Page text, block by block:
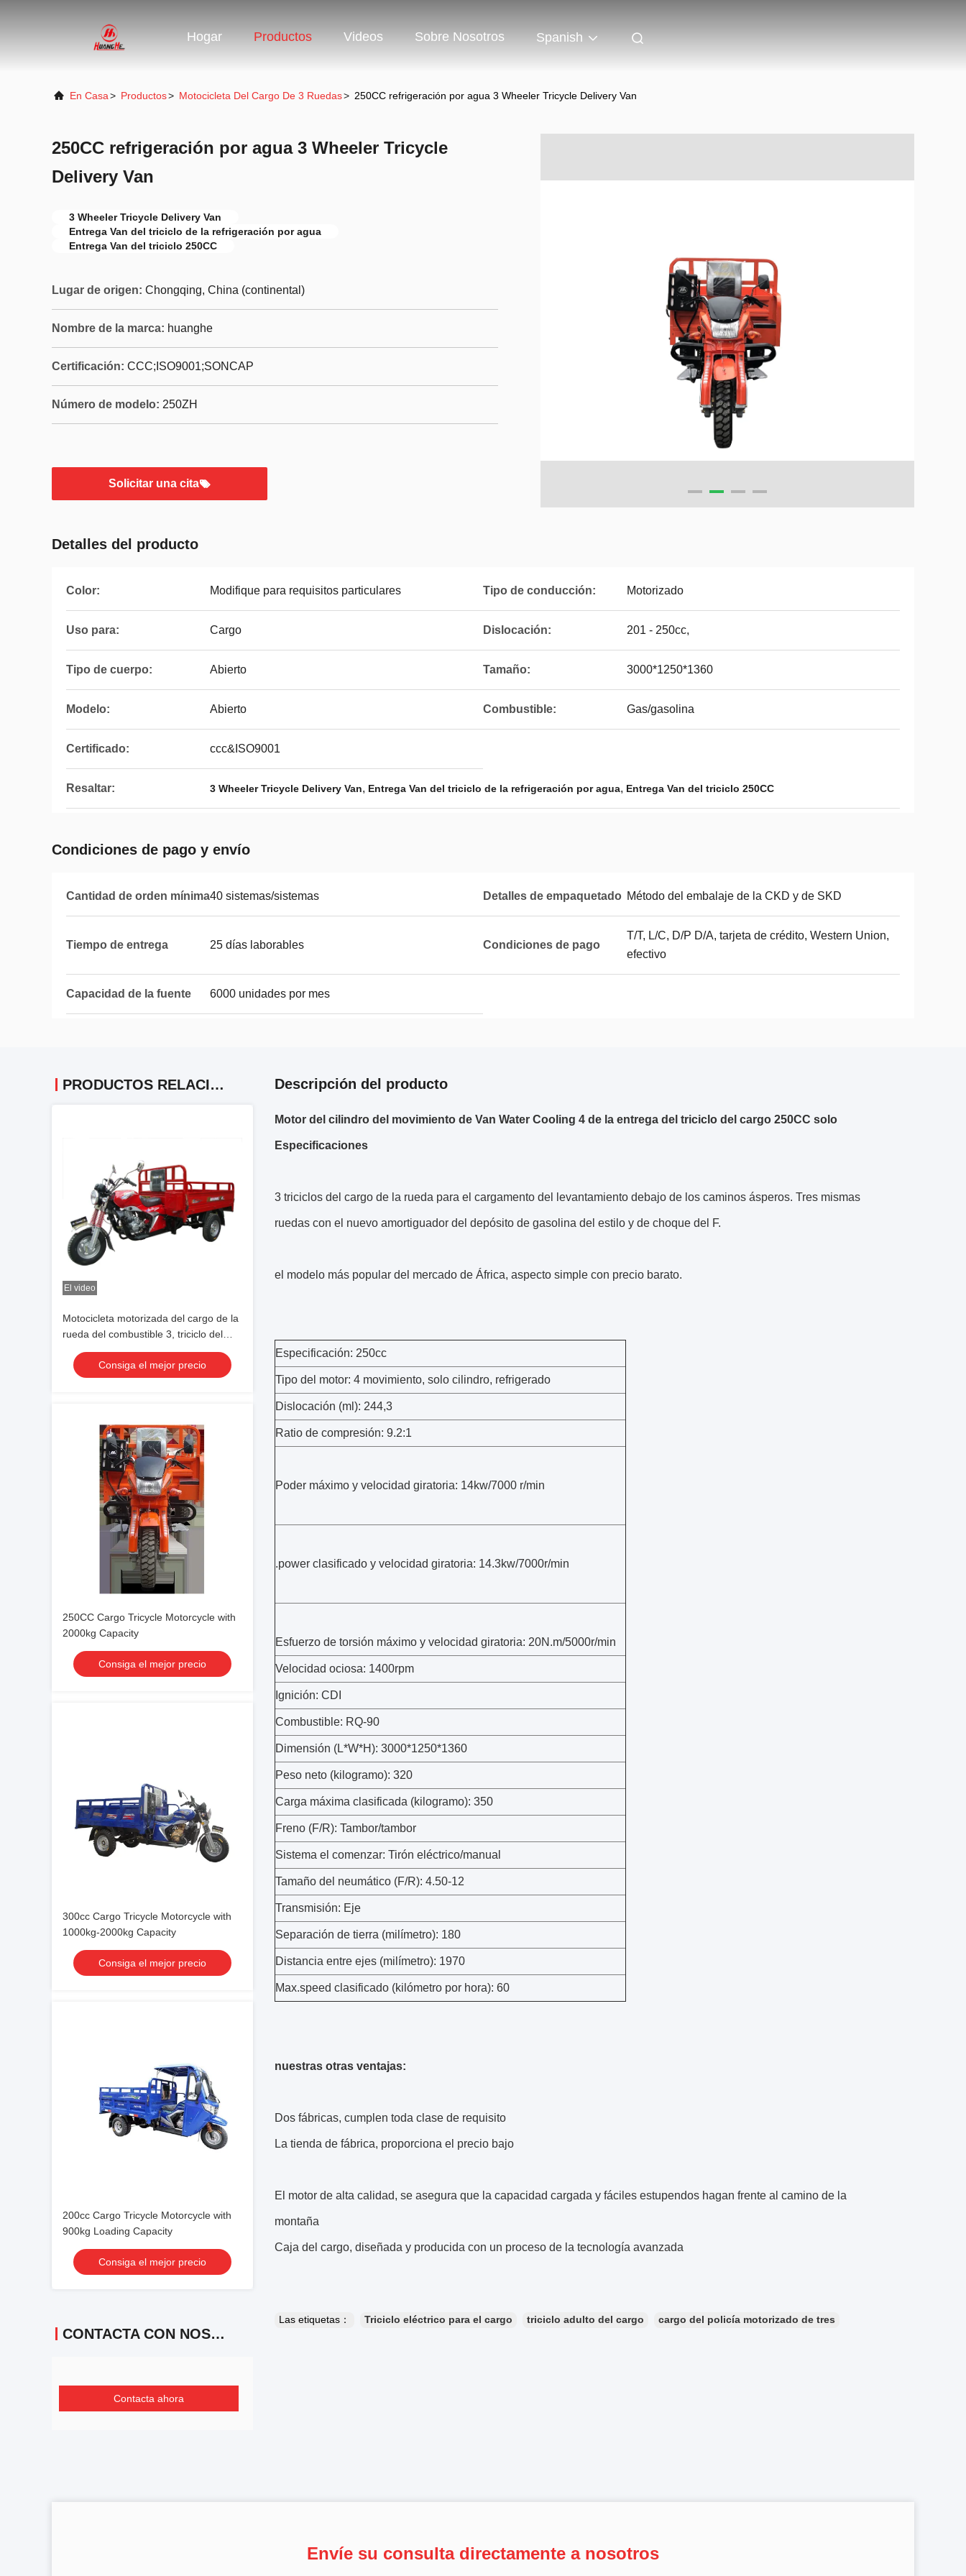
Hogar Productos Videos Sobre Nosotros Spanish
En Casa> Productos> Motocicleta Del Cargo De 3 Ruedas> 250CC refrigeración por agua 3 Wheeler Tricycle Delivery Van
250CC refrigeración por agua 3 Wheeler Tricycle
Delivery Van
3 Wheeler Tricycle Delivery Van
Entrega Van del triciclo de la refrigeración por agua
Entrega Van del triciclo 250CC
Lugar de origen: Chongqing, China (continental)
Nombre de la marca: huanghe
Certificación: CCC;ISO9001;SONCAP
Número de modelo: 250ZH
Solicitar una cita
Detalles del producto
Color: Modifique para requisitos particulares Tipo de conducción: Motorizado
Uso para: Cargo Dislocación: 201 - 250cc,
Tipo de cuerpo: Abierto Tamaño: 3000*1250*1360
Modelo: Abierto Combustible: Gas/gasolina
Certificado: ccc&ISO9001
Resaltar: 3 Wheeler Tricycle Delivery Van, Entrega Van del triciclo de la refrigeración por agua, Entrega Van del triciclo 250CC
Condiciones de pago y envío
Cantidad de orden mínima40 sistemas/sistemas Detalles de empaquetado Método del embalaje de la CKD y de SKD
Tiempo de entrega 25 días laborables Condiciones de pago
T/T, L/C, D/P D/A, tarjeta de crédito, Western Union,
efectivo
Capacidad de la fuente 6000 unidades por mes
PRODUCTOS RELACIONADOS
El video
Motocicleta motorizada del cargo de la
rueda del combustible 3, triciclo del
cargo 150CC con la linterna de cristal
Consiga el mejor precio
250CC Cargo Tricycle Motorcycle with
2000kg Capacity
Consiga el mejor precio
300cc Cargo Tricycle Motorcycle with
1000kg-2000kg Capacity
Consiga el mejor precio
200cc Cargo Tricycle Motorcycle with
900kg Loading Capacity
Consiga el mejor precio
CONTACTA CON NOSOTROS
Contacta ahora
Descripción del producto
Motor del cilindro del movimiento de Van Water Cooling 4 de la entrega del triciclo del cargo 250CC solo
Especificaciones
3 triciclos del cargo de la rueda para el cargamento del levantamiento debajo de los caminos ásperos. Tres mismas
ruedas con el nuevo amortiguador del depósito de gasolina del estilo y de choque del F.
el modelo más popular del mercado de África, aspecto simple con precio barato.
Especificación: 250cc
Tipo del motor: 4 movimiento, solo cilindro, refrigerado
Dislocación (ml): 244,3
Ratio de compresión: 9.2:1
Poder máximo y velocidad giratoria: 14kw/7000 r/min
.power clasificado y velocidad giratoria: 14.3kw/7000r/min
Esfuerzo de torsión máximo y velocidad giratoria: 20N.m/5000r/min
Velocidad ociosa: 1400rpm
Ignición: CDI
Combustible: RQ-90
Dimensión (L*W*H): 3000*1250*1360
Peso neto (kilogramo): 320
Carga máxima clasificada (kilogramo): 350
Freno (F/R): Tambor/tambor
Sistema el comenzar: Tirón eléctrico/manual
Tamaño del neumático (F/R): 4.50-12
Transmisión: Eje
Separación de tierra (milímetro): 180
Distancia entre ejes (milímetro): 1970
Max.speed clasificado (kilómetro por hora): 60
nuestras otras ventajas:
Dos fábricas, cumplen toda clase de requisito
La tienda de fábrica, proporciona el precio bajo
El motor de alta calidad, se asegura que la capacidad cargada y fáciles estupendos hagan frente al camino de la
montaña
Caja del cargo, diseñada y producida con un proceso de la tecnología avanzada
Las etiquetas： Triciclo eléctrico para el cargo triciclo adulto del cargo cargo del policía motorizado de tres
Envíe su consulta directamente a nosotros